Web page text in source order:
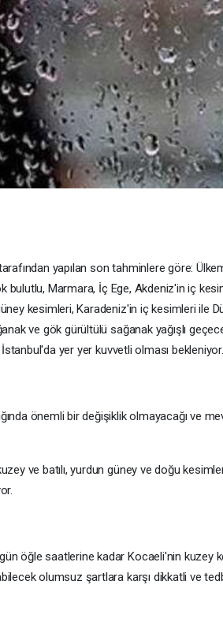
yapılan son tahminlere göre:
bulutlu, Marmara, İç Ege, Akdeniz'in iç
kesimleri, Karadeniz'in iç kesimleri ile
ve gök gürültülü sağanak yağışlı
yer yer kuvvetli olması bekleniyor.
önemli bir değişiklik olmayacağı ve
ve batılı, yurdun güney ve doğu
öğle saatlerine kadar Kocaeli'nin kuzey
olumsuz şartlara karşı dikkatli ve